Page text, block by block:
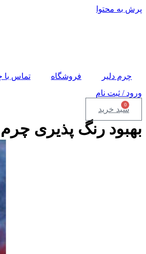
پرش به محتوا
چرم دلیر فروشگاه تماس با
ورود / ثبت نام
0
سبد خرید
بهبود رنگ پذيری